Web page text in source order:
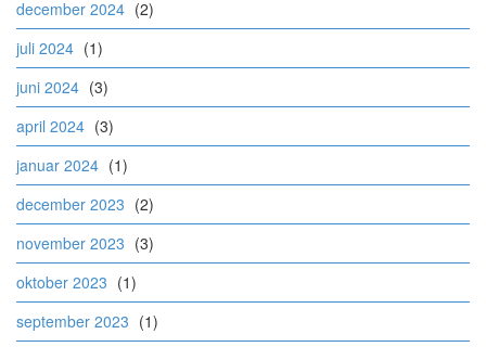
december 2024 (2)
juli 2024 (1)
juni 2024 (3)
april 2024 (3)
januar 2024 (1)
december 2023 (2)
november 2023 (3)
oktober 2023 (1)
september 2023 (1)